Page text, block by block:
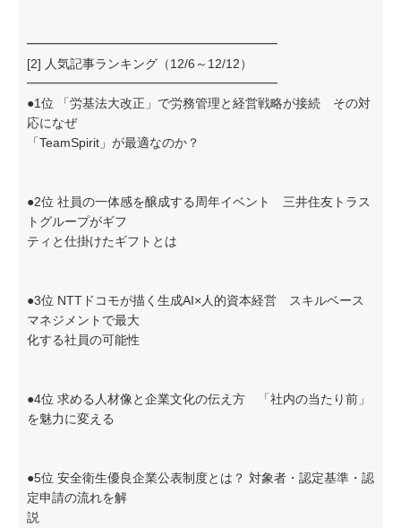
━━━━━━━━━━━━━━━━━━━━
[2] 人気記事ランキング（12/6～12/12）
━━━━━━━━━━━━━━━━━━━━
●1位 「労基法大改正」で労務管理と経営戦略が接続 その対
応になぜ
「TeamSpirit」が最適なのか？
●2位 社員の一体感を醸成する周年イベント 三井住友トラス
トグループがギフ
ティと仕掛けたギフトとは
●3位 NTTドコモが描く生成AI×人的資本経営 スキルベース
マネジメントで最大
化する社員の可能性
●4位 求める人材像と企業文化の伝え方 「社内の当たり前」
を魅力に変える
●5位 安全衛生優良企業公表制度とは？ 対象者・認定基準・認
定申請の流れを解
説